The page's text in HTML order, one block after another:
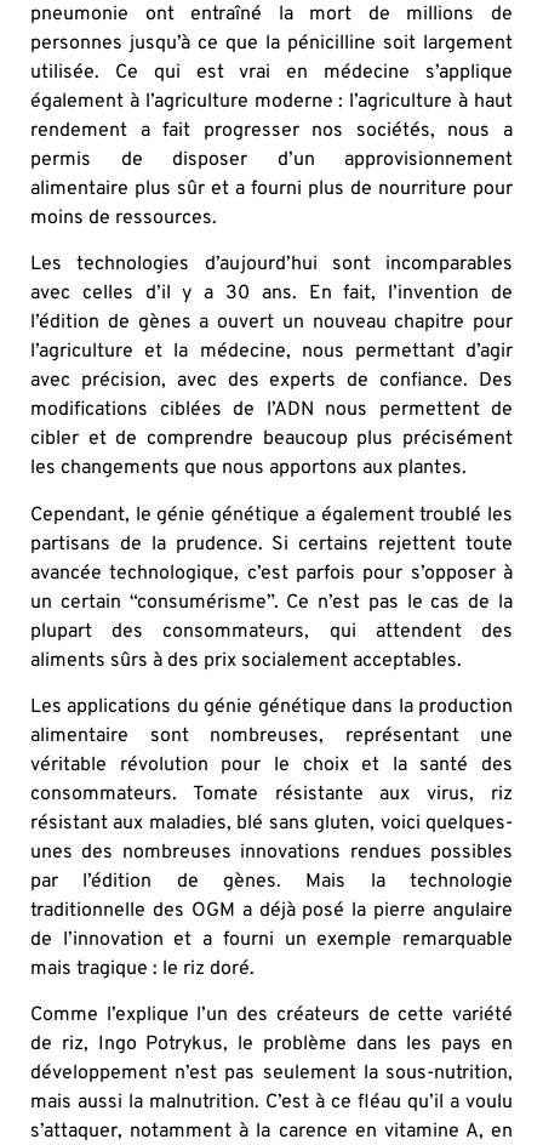
pneumonie ont entraîné la mort de millions de
personnes jusqu’à ce que la pénicilline soit largement
utilisée. Ce qui est vrai en médecine s’applique
également à l’agriculture moderne : l’agriculture à haut
rendement a fait progresser nos sociétés, nous a
permis de disposer d’un approvisionnement
alimentaire plus sûr et a fourni plus de nourriture pour
moins de ressources.
Les technologies d’aujourd’hui sont incomparables
avec celles d’il y a 30 ans. En fait, l’invention de
l’édition de gènes a ouvert un nouveau chapitre pour
l’agriculture et la médecine, nous permettant d’agir
avec précision, avec des experts de confiance. Des
modifications ciblées de l’ADN nous permettent de
cibler et de comprendre beaucoup plus précisément
les changements que nous apportons aux plantes.
Cependant, le génie génétique a également troublé les
partisans de la prudence. Si certains rejettent toute
avancée technologique, c’est parfois pour s’opposer à
un certain “consumérisme”. Ce n’est pas le cas de la
plupart des consommateurs, qui attendent des
aliments sûrs à des prix socialement acceptables.
Les applications du génie génétique dans la production
alimentaire sont nombreuses, représentant une
véritable révolution pour le choix et la santé des
consommateurs. Tomate résistante aux virus, riz
résistant aux maladies, blé sans gluten, voici quelques-
unes des nombreuses innovations rendues possibles
par l’édition de gènes. Mais la technologie
traditionnelle des OGM a déjà posé la pierre angulaire
de l’innovation et a fourni un exemple remarquable
mais tragique : le riz doré.
Comme l’explique l’un des créateurs de cette variété
de riz, Ingo Potrykus, le problème dans les pays en
développement n’est pas seulement la sous-nutrition,
mais aussi la malnutrition. C’est à ce fléau qu’il a voulu
s’attaquer, notamment à la carence en vitamine A, en